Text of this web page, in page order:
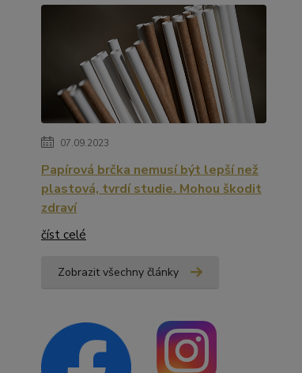
07.09.2023
Papírová brčka nemusí být lepší než
plastová, tvrdí studie. Mohou škodit
zdraví
číst celé
Zobrazit všechny články